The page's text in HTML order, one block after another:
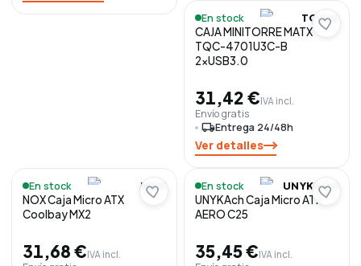
En stock TOOQ
CAJA MINITORRE MATX
TQC-4701U3C-B
2xUSB3.0
31,42 €IVA incl.
Envío gratis
local_shippingEntrega 24/48h
Ver detalles
En stock NOX
NOX Caja Micro ATX
Coolbay MX2
31,68 €IVA incl.
En stock UNYKACH
UNYKAch Caja Micro ATX
AERO C25
35,45 €IVA incl.